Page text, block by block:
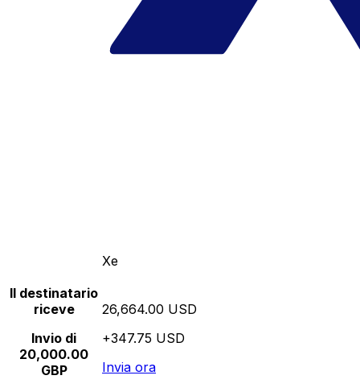
Xe
Il destinatario
riceve
Invio di
20,000.00
GBP
26,664.00 USD
+347.75 USD
Invia ora